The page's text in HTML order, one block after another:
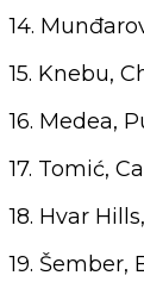
14.
15. Knebu,
16. Medea,
17. Tomić,
18. Hvar
19. Šember,